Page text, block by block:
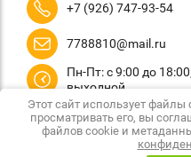
+7 (926) 747-93-54
7788810@mail.ru
Пн-Пт: с 9:00 до
выходной
© 2020 -
Политика
Этот сайт использует
просматривать его, вы
файлов cookie и